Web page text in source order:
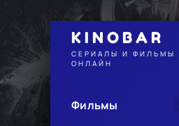
KINOBAR
СЕРИАЛЫ И ФИЛЬМЫ
ОНЛАЙН
Фильмы